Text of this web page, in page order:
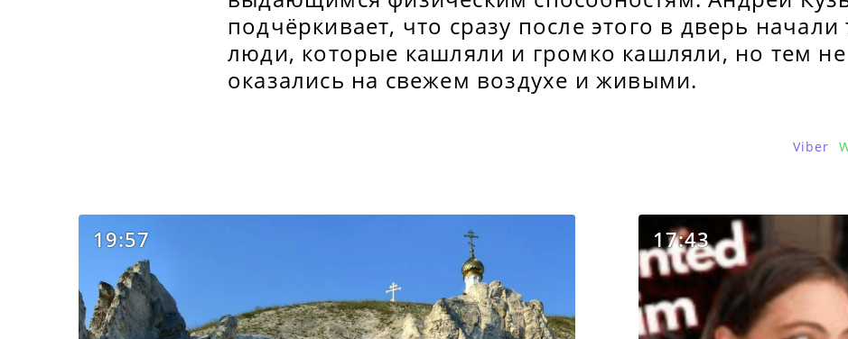
подчёркивает, что сразу после этого в дверь начали
люди, которые кашляли и громко кашляли, но тем
оказались на свежем воздухе и живыми.
Viber
19:57 17:43